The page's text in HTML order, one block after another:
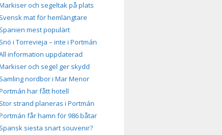
och segeltak på plats
Svensk mat för hemlängtare
Spanien mest populärt
Snö i Torrevieja – inte i Portmán
information uppdaterad
och segel ger skydd
Samling nordbor i Mar Menor
har fått hotell
Stor strand planeras i Portmán
får hamn för 986 båtar
Spansk siesta snart souvenir?